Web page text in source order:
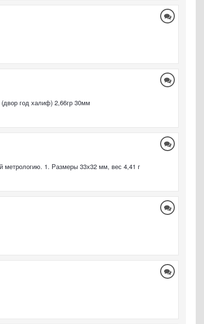
год халиф) 2,66гр 30мм
метрологию. 1. Размеры 33х32 мм, вес 4,41 г